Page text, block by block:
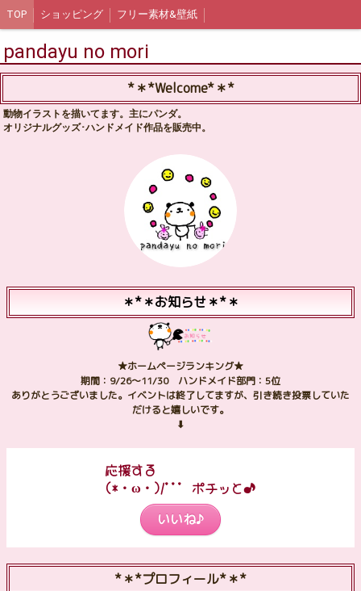
TOP ショッピング フリー素材&壁紙
pandayu no mori
*＊*Welcome*＊*
動物イラストを描いてます。主にパンダ。
オリジナルグッズ･ハンドメイド作品を販売中。
＊*＊お知らせ＊*＊
★ホームページランキング★
期間：9/26～11/30 ハンドメイド部門：5位
ありがとうございました。イベントは終了してますが、引き続き投票していた
だけると嬉しいです。
⬇
応援する
(*・ω・)/''' ポチッと♪
いいね♪
*＊*プロフィール*＊*